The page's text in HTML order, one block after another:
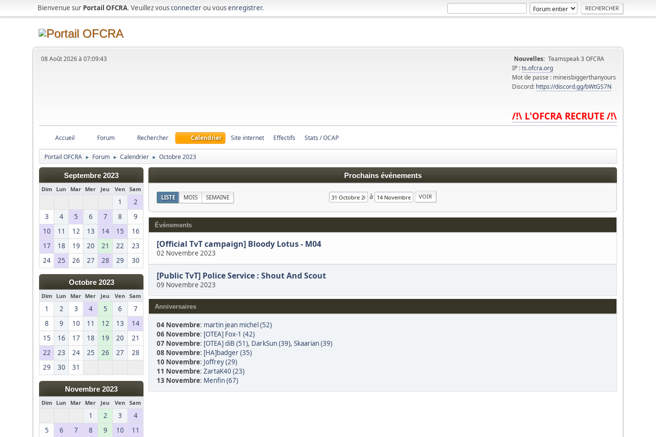
Bienvenue sur Portail OFCRA. Veuillez vousconnecterou vousenregistrer.
08 Août 2026 à 07:09:43 Nouvelles: Teamspeak 3 OFCRA
IP :ts.ofcra.org
Mot de passe : mineisbiggerthanyours
Discord: https://discord.gg/bWtGS7N
/!\ L'OFCRA RECRUTE /!\
Accueil Forum Rechercher Calendrier Site internet Effectifs Stats / OCAP
Portail OFCRA ► Forum ► Calendrier ► Octobre 2023
Septembre 2023
Dim Lun Mar Mer Jeu Ven Sam
1
2
3
4 5 6 7 8
9
10
11 12 13 14 15
16
17
18 19 20 21 22
23
24
25 26 27 28 29 30
Octobre 2023
Dim Lun Mar Mer Jeu Ven Sam
1 2 3 4 5 6
7
8
9 10 11 12 13
14
15
16 17 18 19 20
21
22
23 24 25 26 27
28
29
30 31
Novembre 2023
Dim Lun Mar Mer Jeu Ven Sam
1 2 3
4
5
6 7 8 9 10 11
Prochains événements
LISTE MOIS SEMAINE à
Événements
[Official TvT campaign] Bloody Lotus - M04
02 Novembre 2023
[Public TvT] Police Service : Shout And Scout
09 Novembre 2023
Anniversaires
04 Novembre: martin jean michel (52)
06 Novembre: [OTEA] Fox-1 (42)
07 Novembre: [OTEA] diB (51), DarkSun (39),Skaarian (39)
08 Novembre: [HA]badger (35)
10 Novembre: Joffrey (29)
11 Novembre:ZartaK40 (23)
13 Novembre: Menfin (67)